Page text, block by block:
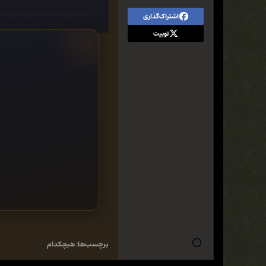
اشتراک‌گذاری
توییت
برچسب‌ها:هیچکدام